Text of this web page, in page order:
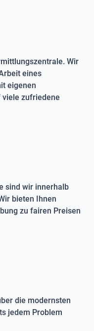
Wir
eines
eigenen
viele zufriedene
sind wir innerhalb
bieten Ihnen
zu fairen Preisen
die modernsten
jedem Problem